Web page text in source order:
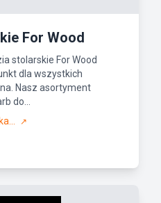
For Wood
stolarskie For Wood
dla wszystkich
Nasz asortyment
do...
↗